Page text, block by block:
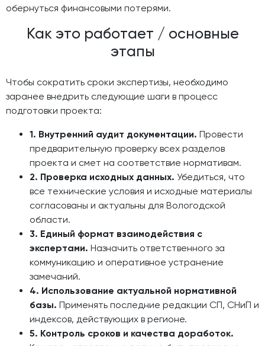
обернуться финансовыми потерями.
Как это работает / основные
этапы
Чтобы сократить сроки экспертизы, необходимо
заранее внедрить следующие шаги в процесс
подготовки проекта:
1. Внутренний аудит документации. Провести
предварительную проверку всех разделов
проекта и смет на соответствие нормативам.
2. Проверка исходных данных. Убедиться, что
все технические условия и исходные материалы
согласованы и актуальны для Вологодской
области.
3. Единый формат взаимодействия с
экспертами. Назначить ответственного за
коммуникацию и оперативное устранение
замечаний.
4. Использование актуальной нормативной
базы. Применять последние редакции СП, СНиП и
индексов, действующих в регионе.
5. Контроль сроков и качества доработок.